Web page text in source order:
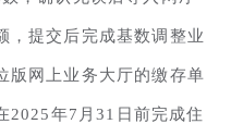
，提交后完成基数调整业
版网上业务大厅的缴存单
2025年7月31日前完成住